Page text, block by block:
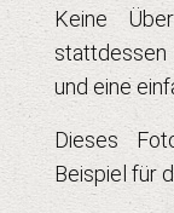
Keine
stattdessen
und eine
Dieses
Beispiel für